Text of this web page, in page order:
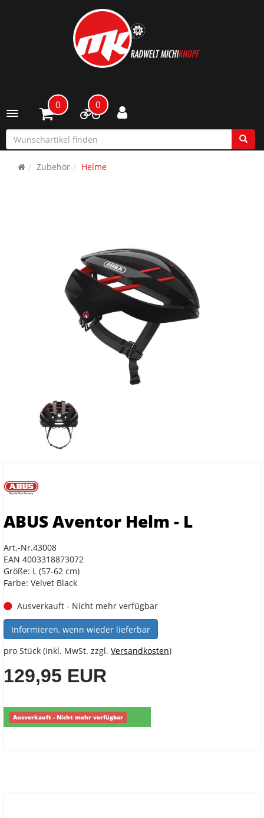
Toggle navigation
0 0
Zubehör Helme
ABUS Aventor Helm - L
Art.-Nr.43008
EAN 4003318873072
Größe: L (57-62 cm)
Farbe: Velvet Black
Ausverkauft - Nicht mehr verfügbar
Informieren, wenn wieder lieferbar
pro Stück (inkl. MwSt. zzgl. Versandkosten)
129,95 EUR
Ausverkauft - Nicht mehr verfügbar